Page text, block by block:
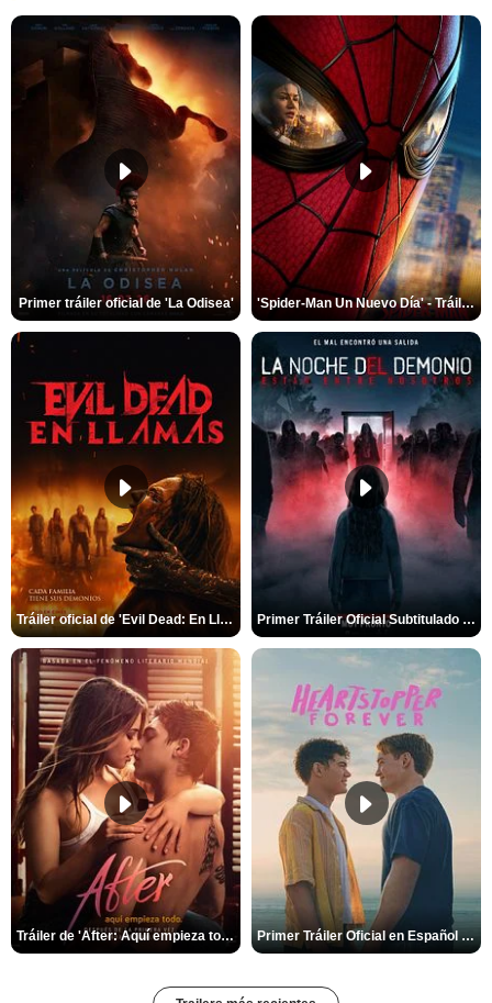
Primer tráiler oficial de 'La Odisea' 'Spider-Man Un Nuevo Día' - Tráiler oficial subtitulado
Tráiler oficial de 'Evil Dead: En Llamas' Primer Tráiler Oficial Subtitulado de 'La Noche Del Demonio: Están Entre Nosotros'
Tráiler de 'After: Aquí empieza todo' Primer Tráiler Oficial en Español de 'Heartstopper Forever'